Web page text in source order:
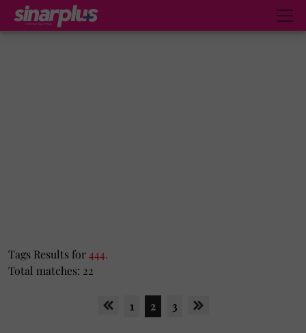
Tags Results for444.
Total matches: 22
1 2 3